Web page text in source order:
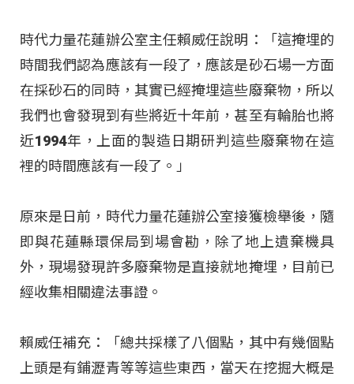
時代力量花蓮辦公室主任賴威任說明：「這掩埋的
時間我們認為應該有一段了，應該是砂石場一方面
在採砂石的同時，其實已經掩埋這些廢棄物，所以
我們也會發現到有些將近十年前，甚至有輪胎也將
近1994年，上面的製造日期研判這些廢棄物在這
裡的時間應該有一段了。」
原來是日前，時代力量花蓮辦公室接獲檢舉後，隨
即與花蓮縣環保局到場會勘，除了地上遺棄機具
外，現場發現許多廢棄物是直接就地掩埋，目前已
經收集相關違法事證。
賴威任補充：「總共採樣了八個點，其中有幾個點
上頭是有鋪瀝青等等這些東西，當天在挖掘大概是